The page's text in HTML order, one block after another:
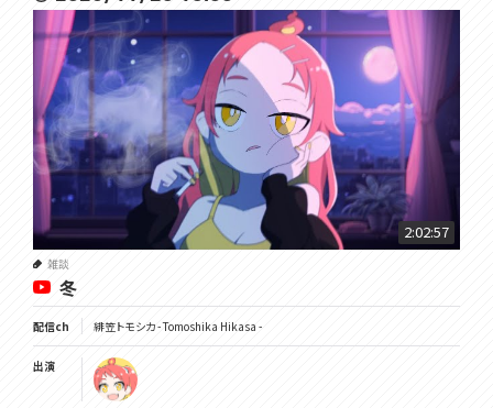
2:02:57
雑談
冬
配信ch 緋笠トモシカ - Tomoshika Hikasa -
出演